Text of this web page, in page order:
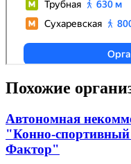
Похожие
Автономная
"Конно-спортивный
Фактор"